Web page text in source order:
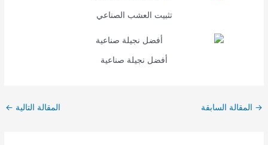
تثبيت العشب الصناعي
أفضل نجيلة صناعية
Post
→ المقالة السابقة المقالة التالية ←